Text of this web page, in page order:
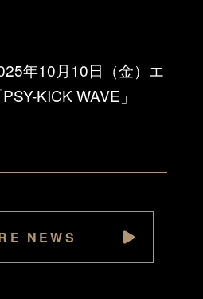
年10月10日（金）エ
KICK WAVE」
NEWS